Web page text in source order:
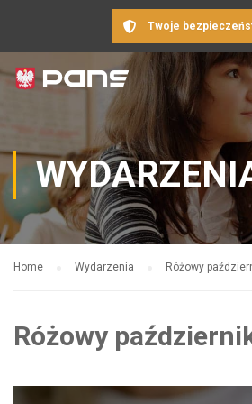
Twoje
Home Wydarzenia Różowy
Różowy